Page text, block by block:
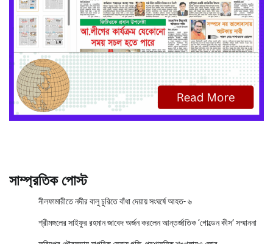
সাম্প্রতিক পোস্ট
নীলফামারীতে নদীর বালু চুরিতে বাঁধা দেয়ায় সংঘর্ষে আহত- ৬
শ্রীমঙ্গলের সাইফুর রহমান জাবেদ অর্জন করলেন আন্তর্জাতিক ‘গোল্ডেন কীস’ সম্মাননা